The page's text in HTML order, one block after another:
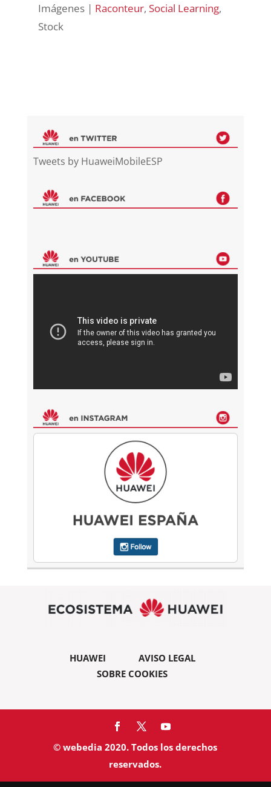
Imágenes | Raconteur, Social Learning,
Stock
Tweets by HuaweiMobileESP
HUAWEI
AVISO LEGAL
SOBRE COOKIES
© webedia 2020. Todos los derechos
reservados.